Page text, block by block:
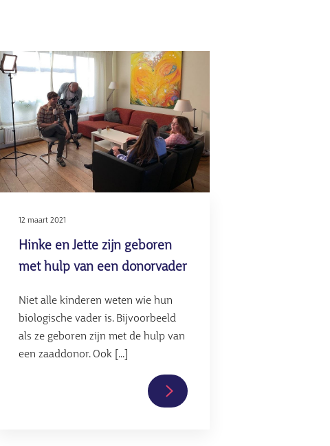
Hinke en Jette zijn geboren
met hulp van een donorvader
12 maart 2021
Niet alle kinderen weten wie hun
biologische vader is. Bijvoorbeeld
als ze geboren zijn met de hulp van
een zaaddonor. Ook [...]
Lees
Afbeelding